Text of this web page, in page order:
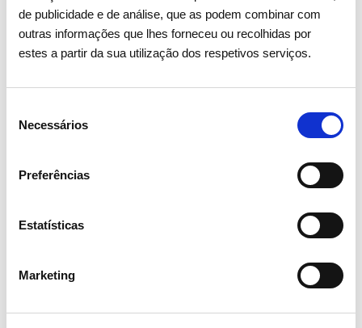
de publicidade e de análise, que as podem combinar com
outras informações que lhes forneceu ou recolhidas por
estes a partir da sua utilização dos respetivos serviços.
Necessários
Preferências
Estatísticas
Marketing
15 ABRIL 2026
2026 aprova todos os pontos